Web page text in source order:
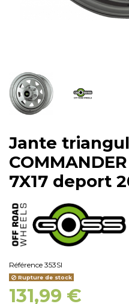
Jante
7X17 deport
Référence 353SI
Rupture de stock
131,99 €